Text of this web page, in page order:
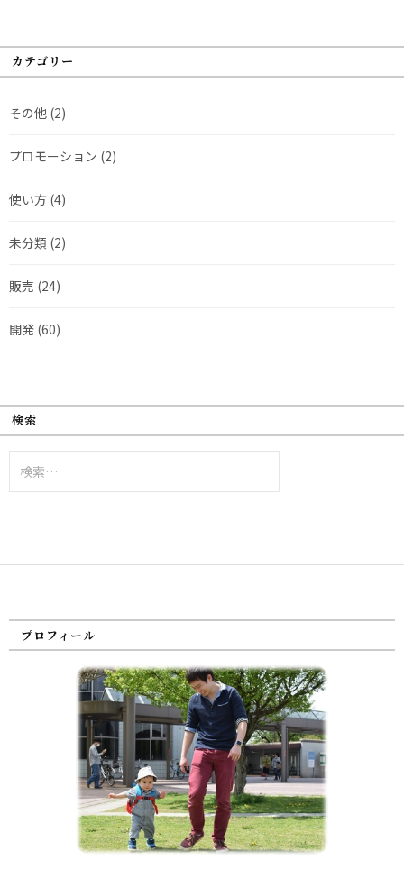
カテゴリー
その他 (2)
プロモーション (2)
使い方 (4)
未分類 (2)
販売 (24)
開発 (60)
検索
索:
プロフィール